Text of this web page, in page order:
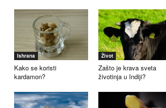
Ishrana
Kako se koristi
kardamon?
Život
Zašto je krava sveta
životinja u Indiji?